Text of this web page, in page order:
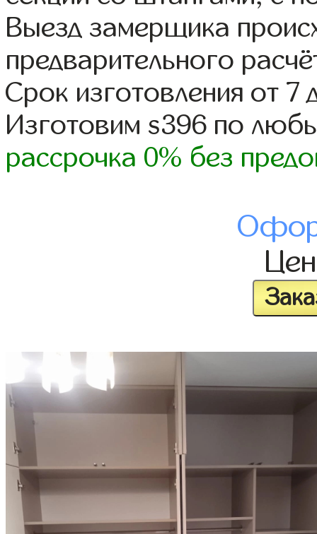
Выезд замерщика
предварительного
Срок изготовления от 7
Изготовим s396 по
рассрочка 0% без